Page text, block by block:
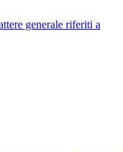
generale riferiti a